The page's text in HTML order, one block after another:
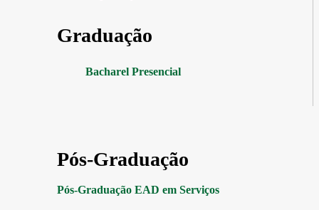
Graduação
Bacharel Presencial
Pós-Graduação
Pós-Graduação EAD em Serviços